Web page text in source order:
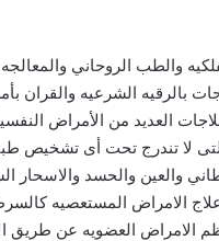
والطب الروحاني والمعالجه
بالرقيه الشرعيه والقران
العديد من الأمراض
لا تندرج تحت أى تشخيص
والعين والحسد والاسحار
الامراض المستعصيه
الامراض العضويه عن طريق